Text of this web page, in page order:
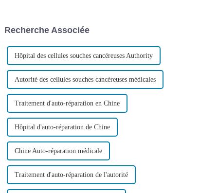
Recherche Associée
Hôpital des cellules souches cancéreuses Authority
Autorité des cellules souches cancéreuses médicales
Traitement d'auto-réparation en Chine
Hôpital d'auto-réparation de Chine
Chine Auto-réparation médicale
Traitement d'auto-réparation de l'autorité